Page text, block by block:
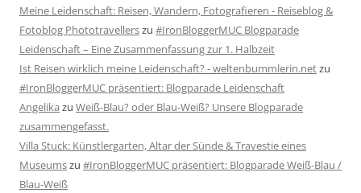
Meine Leidenschaft: Reisen, Wandern, Fotografieren - Reiseblog &
Fotoblog Phototravellerszu #IronBloggerMUC Blogparade
Leidenschaft – Eine Zusammenfassung zur 1. Halbzeit
Ist Reisen wirklich meine Leidenschaft? - weltenbummlerin.netzu
#IronBloggerMUC präsentiert: Blogparade Leidenschaft
Angelika zu Weiß-Blau? oder Blau-Weiß? Unsere Blogparade
zusammengefasst.
Villa Stuck: Künstlergarten, Altar der Sünde & Travestie eines
Museumszu #IronBloggerMUC präsentiert: Blogparade Weiß-Blau /
Blau-Weiß